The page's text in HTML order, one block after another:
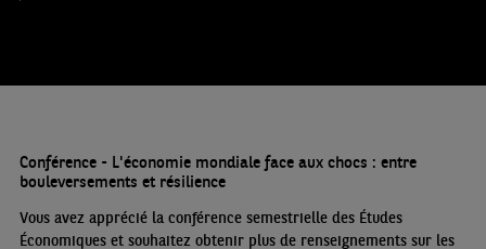
Conférence - L'économie mondiale face aux chocs : entre
bouleversements et résilience
Vous avez apprécié la conférence semestrielle des Études
Économiques et souhaitez obtenir plus de renseignements sur les